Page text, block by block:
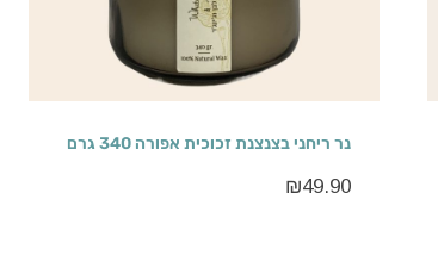
נר ריחני בצנצנת זכוכית אפורה 340 גרם
₪49.90